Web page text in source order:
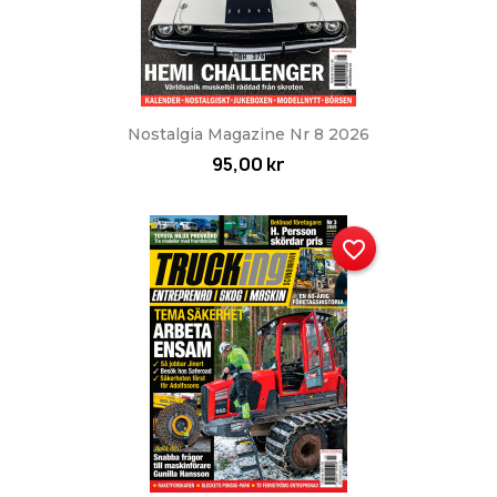
Nostalgia Magazine Nr 8 2026
95,00 kr
favorite_border